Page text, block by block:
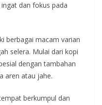
dan fokus pada
berbagai macam varian
selera. Mulai dari kopi
dengan tambahan
aren atau jahe.
berkumpul dan